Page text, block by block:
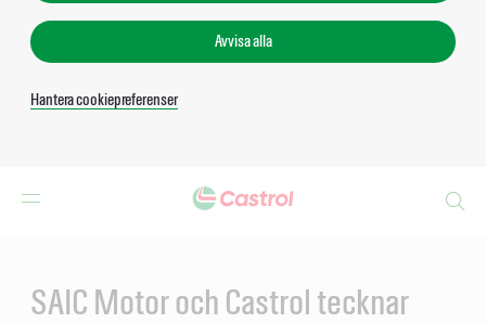
Avvisa alla
Hantera cookiepreferenser
SAIC Motor och Castrol tecknar